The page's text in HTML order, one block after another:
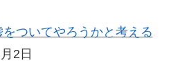
をついてやろうかと考える
2日